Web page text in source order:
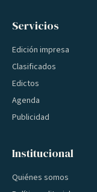
Servicios
Edición impresa
Clasificados
Edictos
Agenda
Publicidad
Institucional
Quiénes somos